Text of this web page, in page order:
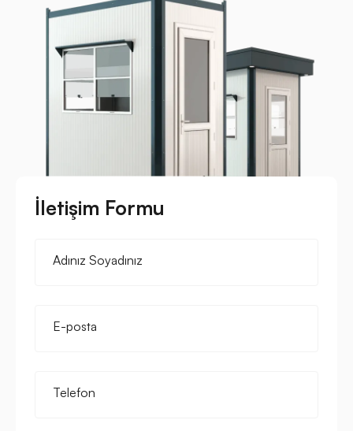
İletişim Formu
Adınız Soyadınız
E-posta
Telefon